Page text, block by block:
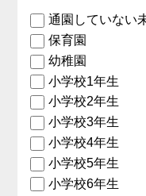
通園していない
保育園
幼稚園
小学校1年生
小学校2年生
小学校3年生
小学校4年生
小学校5年生
小学校6年生